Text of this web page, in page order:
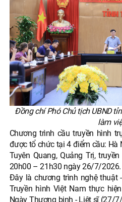
Đồng chí Phó Chủ tịch UBND
làm
Chương trình cầu truyền hình
được tổ chức tại 4 điểm cầu: Hà
Tuyên Quang, Quảng Trị,
20h00 – 21h30 ngày 26/7/2026.
Đây là chương trình nghệ thuật
Truyền hình Việt Nam thực
Ngày Thương binh - Liệt sĩ (27/